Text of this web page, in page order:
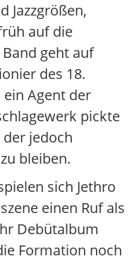
Jazzgrößen,
auf die
geht auf
des 18.
Agent der
pickte
jedoch
bleiben.
sich Jethro
einen Ruf als
Debütalbum
Formation noch